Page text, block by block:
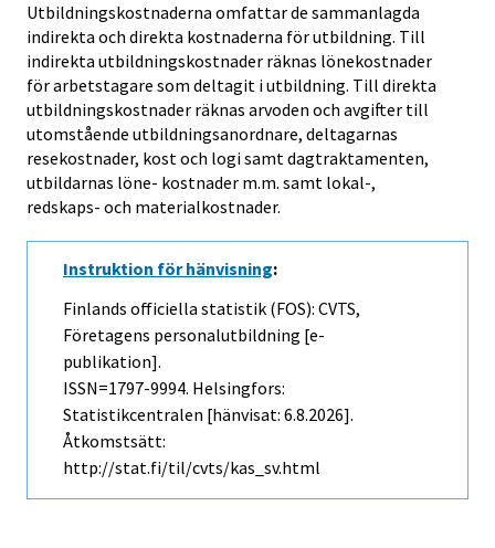
Utbildningskostnaderna omfattar de sammanlagda
indirekta och direkta kostnaderna för utbildning. Till
indirekta utbildningskostnader räknas lönekostnader
för arbetstagare som deltagit i utbildning. Till direkta
utbildningskostnader räknas arvoden och avgifter till
utomstående utbildningsanordnare, deltagarnas
resekostnader, kost och logi samt dagtraktamenten,
utbildarnas löne- kostnader m.m. samt lokal-,
redskaps- och materialkostnader.
Instruktion för hänvisning:
Finlands officiella statistik (FOS): CVTS,
Företagens personalutbildning [e-
publikation].
ISSN=1797-9994. Helsingfors:
Statistikcentralen [hänvisat: 6.8.2026].
Åtkomstsätt:
http://stat.fi/til/cvts/kas_sv.html